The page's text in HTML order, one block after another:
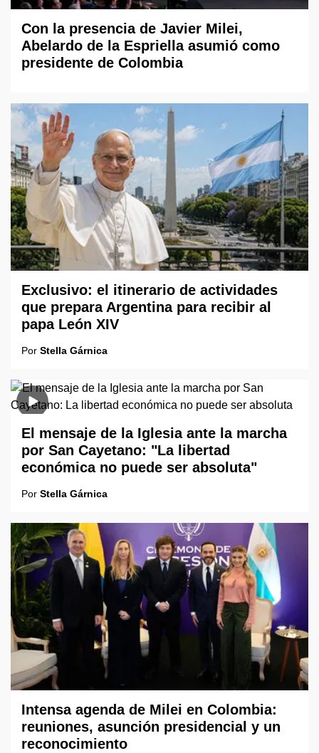
Con la presencia de Javier Milei,
Abelardo de la Espriella asumió como
presidente de Colombia
Exclusivo: el itinerario de actividades
que prepara Argentina para recibir al
papa León XIV
Por Stella Gárnica
El mensaje de la Iglesia ante la marcha
por San Cayetano: "La libertad
económica no puede ser absoluta"
Por Stella Gárnica
Intensa agenda de Milei en Colombia:
reuniones, asunción presidencial y un
reconocimiento